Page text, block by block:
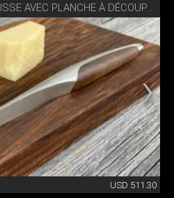
USD 511.30